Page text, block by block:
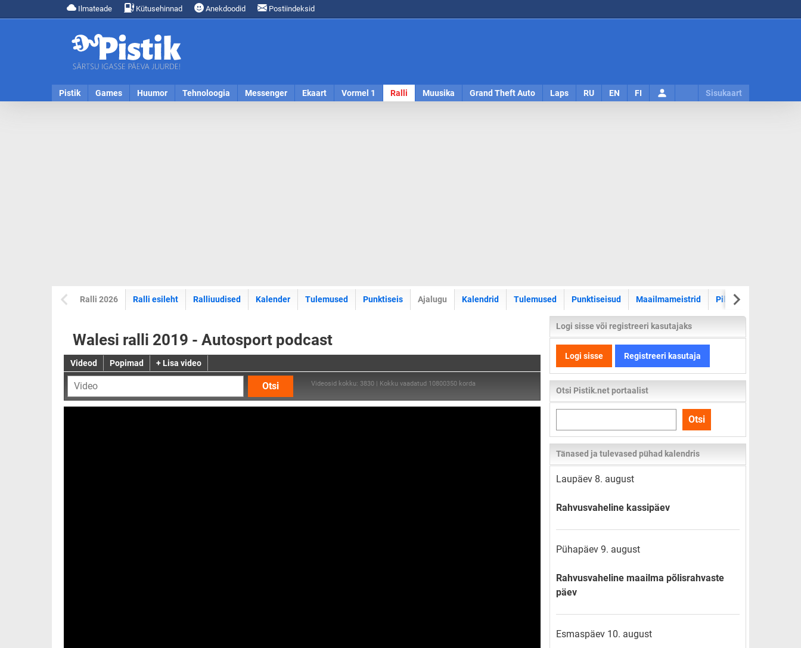
Ilmateade Kütusehinnad Anekdoodid Postiindeksid
Pistik Games Huumor Tehnoloogia Messenger Ekaart Vormel 1 Ralli Muusika Grand Theft Auto Laps RU EN FI Sisukaart
Ralli 2026 Ralli esileht Ralliuudised Kalender Tulemused Punktiseis Ajalugu Kalendrid Tulemused Punktiseisud WRC ralli
Maailmameistrid Pildid
Walesi ralli 2019 - Autosport podcast
Videod Popimad + Lisa video
Otsi Videosid kokku: 3830 | Kokku vaadatud 10800350 korda
Logi sisse või registreeri kasutajaks
Logi sisse Registreeri kasutaja
Otsi Pistik.net portaalist
kogu
lehelt
Otsi
Tänased ja tulevased pühad kalendris
Laupäev 8. august
Rahvusvaheline kassipäev
Pühapäev 9. august
Rahvusvaheline maailma põlisrahvaste
päev
Esmaspäev 10. august